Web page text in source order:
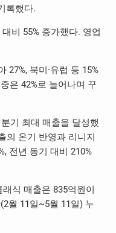
록했다.
비 55% 증가했다. 영업
27%, 북미·유럽 등 15%
은 42%로 늘어나며 꾸
기 최대 매출을 달성했
의 온기 반영과 리니지
전년 동기 대비 210%
식 매출은 835억원이
월 11일~5월 11일) 누